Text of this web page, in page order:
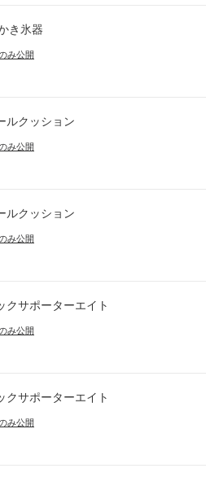
き氷器
み公開
ルクッション
み公開
ルクッション
み公開
クサポーターエイト
み公開
クサポーターエイト
み公開